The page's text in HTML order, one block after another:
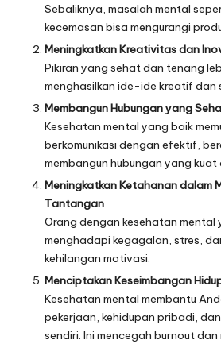
Sebaliknya, masalah mental
kecemasan bisa mengurangi
Meningkatkan Kreativitas dan
Pikiran yang sehat dan tenang
menghasilkan ide-ide kreatif dan
Membangun Hubungan yang
Kesehatan mental yang baik
berkomunikasi dengan efektif,
membangun hubungan yang
Meningkatkan Ketahanan dalam
Tantangan
Orang dengan kesehatan mental
menghadapi kegagalan, stres,
kehilangan motivasi.
Menciptakan Keseimbangan
Kesehatan mental membantu
pekerjaan, kehidupan pribadi,
sendiri. Ini mencegah burnout